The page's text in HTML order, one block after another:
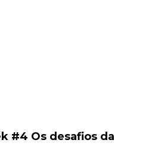
#4 Os desafios da